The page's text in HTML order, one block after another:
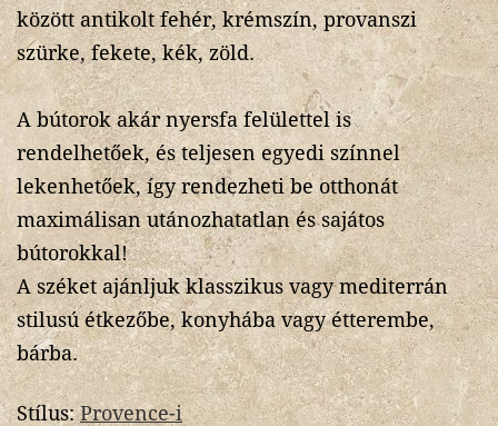
között antikolt fehér, krémszín, provanszi
szürke, fekete, kék, zöld.
A bútorok akár nyersfa felülettel is
rendelhetőek, és teljesen egyedi színnel
lekenhetőek, így rendezheti be otthonát
maximálisan utánozhatatlan és sajátos
bútorokkal!
A széket ajánljuk klasszikus vagy mediterrán
stilusú étkezőbe, konyhába vagy étterembe,
bárba.
Stílus:Provence-i